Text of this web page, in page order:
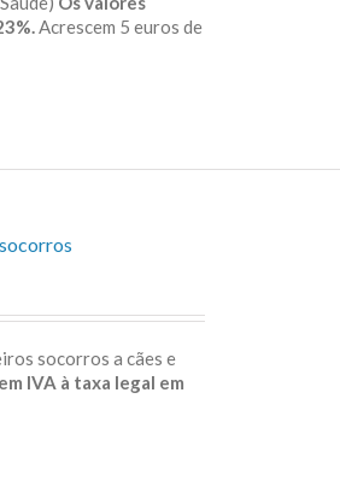
Acrescem 5 euros de
socorros a cães e
IVA à taxa legal em